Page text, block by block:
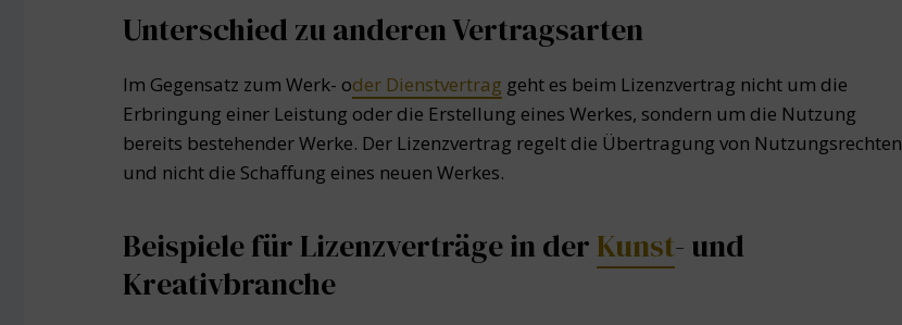
Unterschied zu anderen Vertragsarten
Im Gegensatz zum Werk- oder Dienstvertrag geht es beim Lizenzvertrag nicht um die
Erbringung einer Leistung oder die Erstellung eines Werkes, sondern um die Nutzung
bereits bestehender Werke. Der Lizenzvertrag regelt die Übertragung von Nutzungsrechten
und nicht die Schaffung eines neuen Werkes.
Beispiele für Lizenzverträge in der Kunst- und
Kreativbranche